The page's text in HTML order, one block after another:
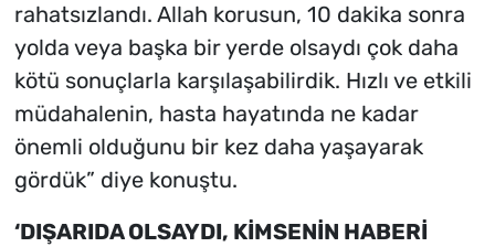
rahatsızlandı. Allah korusun, 10 dakika sonra
yolda veya başka bir yerde olsaydı çok daha
kötü sonuçlarla karşılaşabilirdik. Hızlı ve etkili
müdahalenin, hasta hayatında ne kadar
önemli olduğunu bir kez daha yaşayarak
gördük” diye konuştu.
‘DIŞARIDA OLSAYDI, KİMSENİN HABERİ